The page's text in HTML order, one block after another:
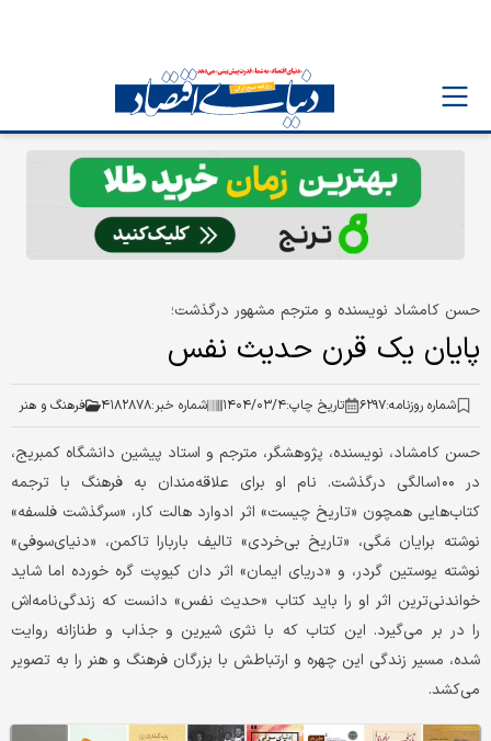
حسن کامشاد نویسنده و مترجم مشهور درگذشت؛
پایان یک قرن حدیث نفس
شماره روزنامه:۶۲۹۷ تاریخ چاپ:۱۴۰۴/۰۳/۴ شماره خبر:۴۱۸۲۸۷۸ فرهنگ و هنر
حسن کامشاد، نویسنده، پژوهشگر، مترجم و استاد پیشین دانشگاه کمبریج،
در ۱۰۰سالگی درگذشت. نام او برای علاقه‌مندان به فرهنگ با ترجمه
کتاب‌هایی همچون «تاریخ چیست» اثر ادوارد هالت کار، «سرگذشت فلسفه»
نوشته برایان مَگی، «تاریخ بی‌خردی» تالیف باربارا تاکمن، «دنیای‌سوفی»
نوشته یوستین گردر، و «دری‍ای ای‍م‍ان» اثر دان کیوپت گره خورده اما شاید
خواندنی‌ترین اثر او را باید کتاب «حدیث نفس» دانست که زندگی‌نامه‌اش
را در بر می‌گیرد. این کتاب که با نثری شیرین و جذاب و طنازانه روایت
شده، مسیر زندگی این چهره و ارتباطش با بزرگان فرهنگ و هنر را به تصویر
می‌کشد.